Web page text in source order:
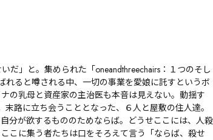
」と。集められた「oneandthreechairs：１つのそし
ると噂される中、一切の事業を愛娘に託すというボ
の乳母と資産家の主治医も本音は見えない。動揺す
路に立ち会うこととなった、６人と屋敷の住人達。
が欲するもののためならば。――どうせここには、人殺
こに集う者たちは口をそろえて言う「ならば、殺せ